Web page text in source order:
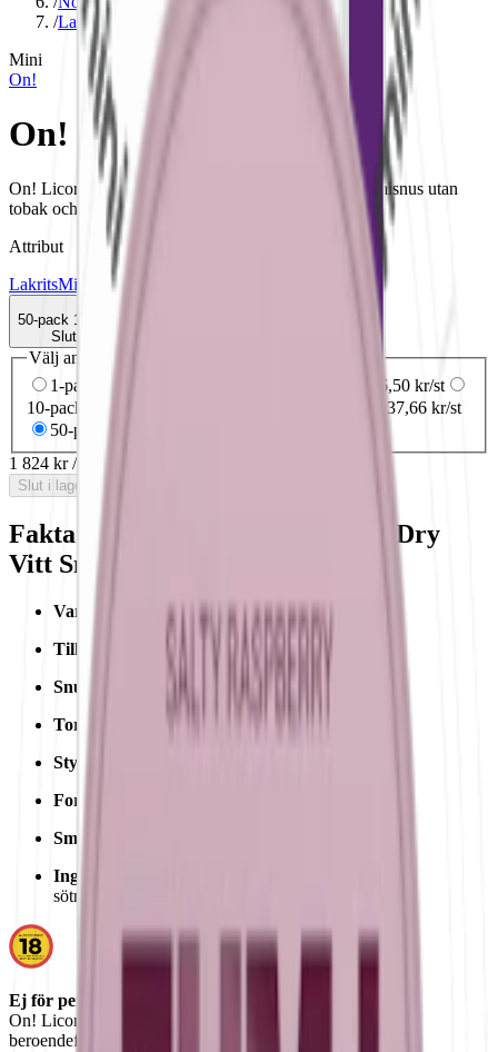
/Lakrits
Mini
On!
On! Licorice 3mg Mini
On! Licorice 3mg med tydlig smak av lakrits. Vitt minisnus utan
tobak och 3 mg nikotin per prilla.
Attribut
LakritsMini Normal
50-pack 1 824 kr
Slut i lager
Välj antal dosor
1-pack
36,50 kr/st
10-pack
37,66 kr/st
50-pack
1 824 kr /
Slut i lager
Fakta om On! Licorice 3mg Mini Dry
Vitt Snus
Varumärke:
On!
Tillverkare:
Helix Sweden AB
Snustyp:
Torrhet:
extra torr
Styrka
Format/storlek:
Smak:
Ingredienser:
sötningsmedel, aromer och nikotin.
Ej för personer under 18 år.
On! Licorice 3 mg innehåller nikotin som är ett mycket
beroendeframkallande ämne.